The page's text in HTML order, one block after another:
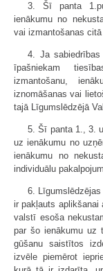
3. Šī panta
ienākumu no
vai izmantošanas
4. Ja
īpašniekam
izmantošanu,
iznomāšanas vai
tajā Līgumslēdzējā
5. Šī panta 1., 3.
uz ienākumu no
ienākumu no
individuālu
6.
ir pakļauts aplikšanai
valstī esoša
par šo ienākumu uz
gūšanu saistītos
izvēle piemērot